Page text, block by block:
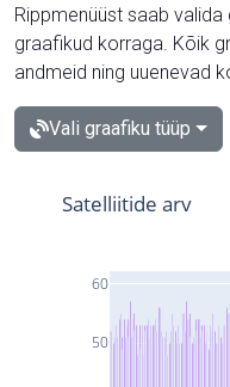
Rippmenüüst saab
graafikud korraga. Kõik
andmeid ning uuenevad
Vali graafiku tüüp
50
60
Satelliitide arv